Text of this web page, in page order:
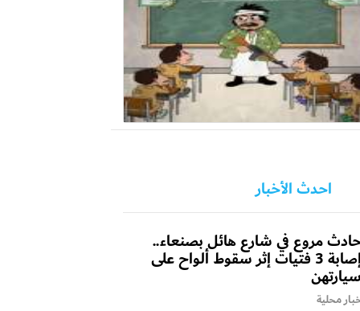
احدث الأخبار
مروع في شارع هائل بصنعاء..
إصابة 3 فتيات إثر سقوط ألواح على
محلية